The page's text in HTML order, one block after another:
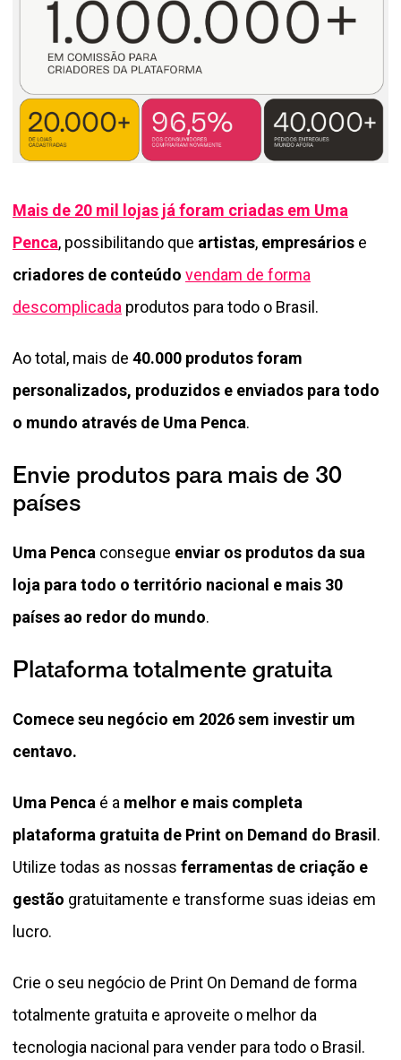
Mais de 20 mil lojas já foram criadas em Uma
Penca, possibilitando que artistas, empresários e
criadores de conteúdo vendam de forma
descomplicada produtos para todo o Brasil.
Ao total, mais de 40.000 produtos foram
personalizados, produzidos e enviados para todo
o mundo através de Uma Penca.
Envie produtos para mais de 30
países
Uma Penca consegue enviar os produtos da sua
loja para todo o território nacional e mais 30
países ao redor do mundo.
Plataforma totalmente gratuita
Comece seu negócio em 2026 sem investir um
centavo.
Uma Penca é a melhor e mais completa
plataforma gratuita de Print on Demand do Brasil .
Utilize todas as nossas ferramentas de criação e
gestão gratuitamente e transforme suas ideias em
lucro.
Crie o seu negócio de Print On Demand de forma
totalmente gratuita e aproveite o melhor da
tecnologia nacional para vender para todo o Brasil.